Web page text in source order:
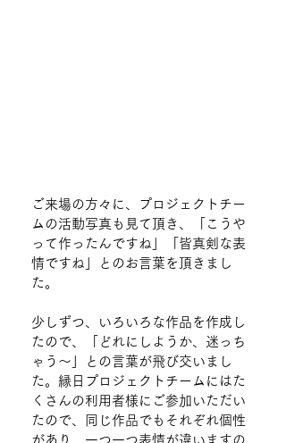
ご来場の方々に、プロジェクトチー
ムの活動写真も見て頂き、「こうや
って作ったんですね」「皆真剣な表
情ですね」とのお言葉を頂きまし
た。
少しずつ、いろいろな作品を作成し
たので、「どれにしようか、迷っち
ゃう～」との言葉が飛び交いまし
た。縁日プロジェクトチームにはた
くさんの利用者様にご参加いただい
たので、同じ作品でもそれぞれ個性
があり、一つ一つ表情が違いますの